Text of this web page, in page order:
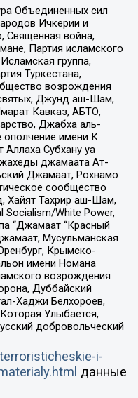
Объединенных сил
Ичкерии и
Священная война,
Партия исламского
группа,
Туркестана,
возрождения
Джунд аш-Шам,
Кавказ, АБТО,
Джабха аль-
имени К.
Субхану уа
джамаата Ат-
Джамаат, Рохнамо
сообщество
Хайят Тахрир аш-Шам,
White Power,
“Джамаат “Красный
Мусульманская
Крымско-
имени Номана
возрождения
Дуббайский
Хаджи Белхороев,
Улыбается,
добровольческий
i-
данные